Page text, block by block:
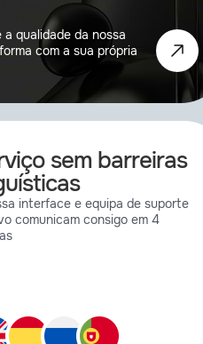
a qualidade da nossa
com a sua própria
sem barreiras
interface e equipa de suporte
comunicam consigo em 4